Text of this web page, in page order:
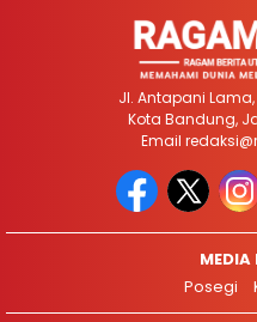
Jl. Antapani
Kota Bandung,
Email
MEDIA
Posegi